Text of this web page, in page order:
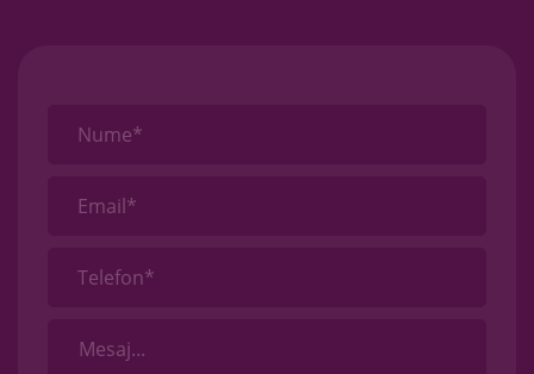
Nume*
Email*
Telefon*